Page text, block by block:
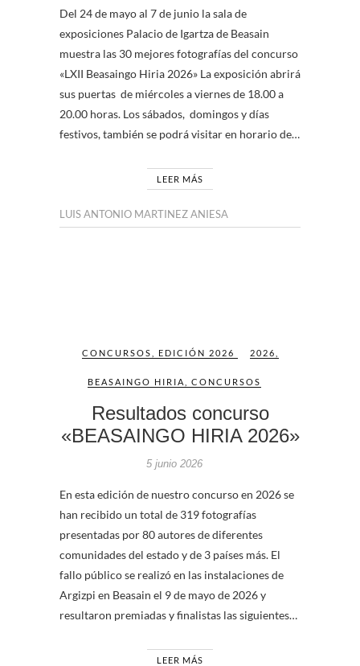
Del 24 de mayo al 7 de junio la sala de
exposiciones Palacio de Igartza de Beasain
muestra las 30 mejores fotografías del concurso
«LXII Beasaingo Hiria 2026» La exposición abrirá
sus puertas de miércoles a viernes de 18.00 a
20.00 horas. Los sábados, domingos y días
festivos, también se podrá visitar en horario de…
LEER MÁS
LUIS ANTONIO MARTINEZ ANIESA
CONCURSOS EDICIÓN 2026 2026
BEASAINGO HIRIA CONCURSOS
Resultados concurso
«BEASAINGO HIRIA 2026»
5 junio 2026
En esta edición de nuestro concurso en 2026 se
han recibido un total de 319 fotografías
presentadas por 80 autores de diferentes
comunidades del estado y de 3 países más. El
fallo público se realizó en las instalaciones de
Argizpi en Beasain el 9 de mayo de 2026 y
resultaron premiadas y finalistas las siguientes…
LEER MÁS